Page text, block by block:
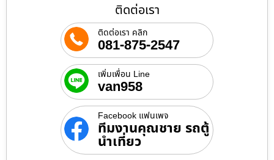
ติดต่อเรา
ติดต่อเรา คลิก
081-875-2547
เพิ่มเพื่อน Line
van958
Facebook แฟนเพจ
ทีมงานคุณชาย รถตู้
นำเที่ยว